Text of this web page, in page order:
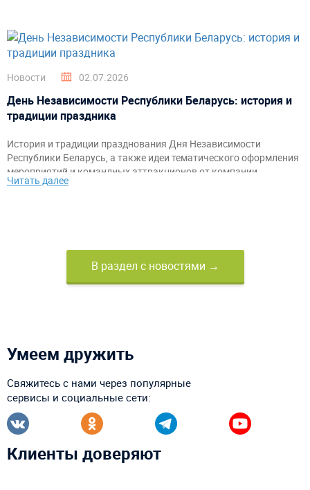
Новости 02.07.2026
День Независимости Республики Беларусь: история и
традиции праздника
История и традиции празднования Дня Независимости
Республики Беларусь, а также идеи тематического оформления
мероприятий и командных аттракционов от компании
«АэроМир».
Читать далее
В раздел с новостями →
Умеем дружить
Свяжитесь с нами через популярные
сервисы и социальные сети:
Клиенты доверяют